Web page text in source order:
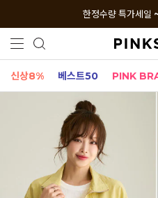
한정수량 특가세일
신상8% 베스트50 PINK